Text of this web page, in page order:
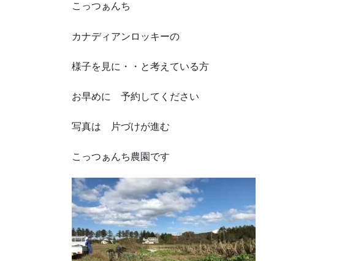
こっつぁんち
カナディアンロッキーの
様子を見に・・と考えている方
お早めに 予約してください
写真は 片づけが進む
こっつぁんち農園です